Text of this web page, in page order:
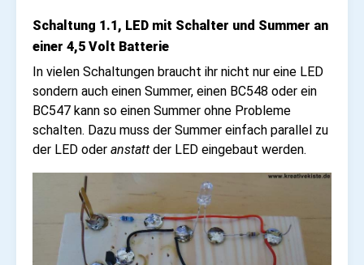
Schaltung 1.1, LED mit Schalter und Summer an
einer 4,5 Volt Batterie
In vielen Schaltungen braucht ihr nicht nur eine LED
sondern auch einen Summer, einen BC548 oder ein
BC547 kann so einen Summer ohne Probleme
schalten. Dazu muss der Summer einfach parallel zu
der LED oder anstatt der LED eingebaut werden.